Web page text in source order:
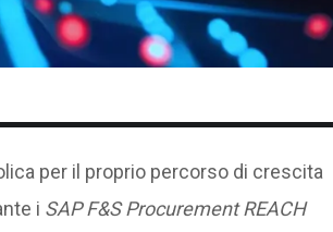
per il proprio percorso di crescita
i SAP F&S Procurement REACH